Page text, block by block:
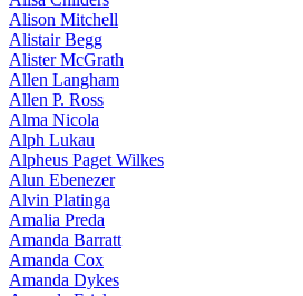
Alison Mitchell
Alistair Begg
Alister McGrath
Allen Langham
Allen P. Ross
Alma Nicola
Alph Lukau
Alpheus Paget Wilkes
Alun Ebenezer
Alvin Platinga
Amalia Preda
Amanda Barratt
Amanda Cox
Amanda Dykes